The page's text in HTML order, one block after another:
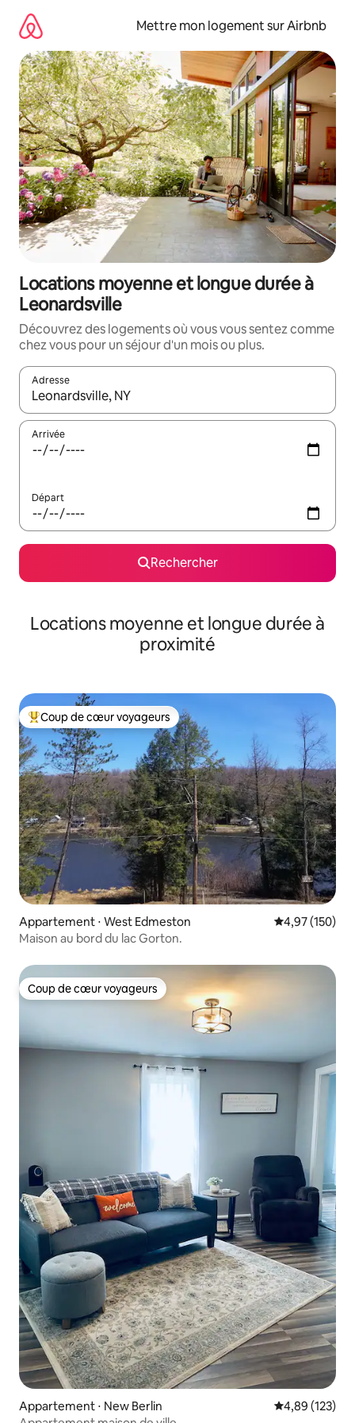
directement
contenu
Mettre mon logement sur Airbnb
Locations moyenne et longue durée à
Leonardsville
Découvrez des logements où vous vous sentez comme
chez vous pour un séjour d'un mois ou plus.
Adresse
Lorsque les résultats s'affichent, utilisez les flèches vers le
Arrivée
Départ
Rechercher
Locations moyenne et longue durée à
proximité
Coups de cœur voyageurs les plus appréciés
Coup de cœur voyageurs
Appartement ⋅ West Edmeston Évaluation
4,97 (150)
Maison au bord du lac Gorton.
Coup de cœur voyageurs
Coup de cœur voyageurs
Appartement ⋅ New Berlin Évaluation
4,89 (123)